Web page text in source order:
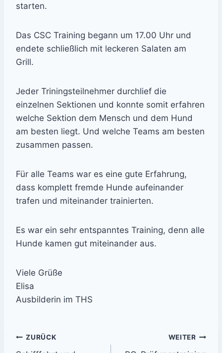
starten.
Das CSC Training begann um 17.00 Uhr und
endete schließlich mit leckeren Salaten am
Grill.
Jeder Triningsteilnehmer durchlief die
einzelnen Sektionen und konnte somit erfahren
welche Sektion dem Mensch und dem Hund
am besten liegt. Und welche Teams am besten
zusammen passen.
Für alle Teams war es eine gute Erfahrung,
dass komplett fremde Hunde aufeinander
trafen und miteinander trainierten.
Es war ein sehr entspanntes Training, denn alle
Hunde kamen gut miteinander aus.
Viele Grüße
Elisa
Ausbilderin im THS
Beitrags-
ZURÜCK WEITER